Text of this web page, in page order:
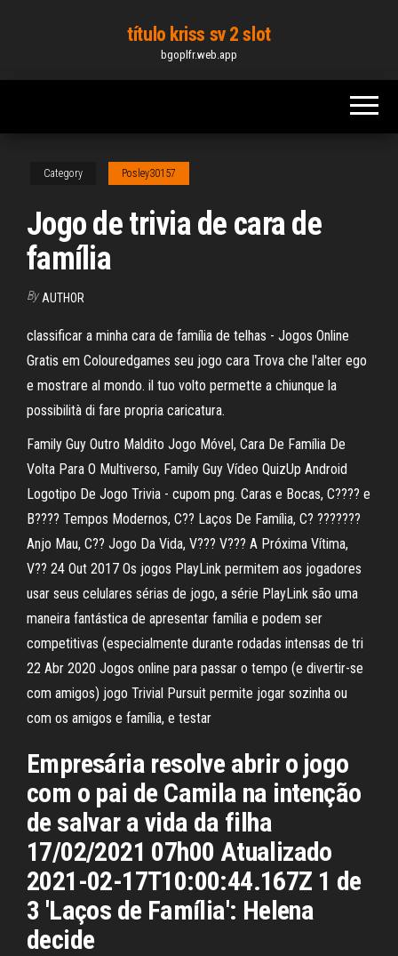
content
título kriss sv 2 slot
bgoplfr.web.app
Category Posley30157
Jogo de trivia de cara de
família
By AUTHOR
classificar a minha cara de família de telhas - Jogos Online
Gratis em Colouredgames seu jogo cara Trova che l'alter ego
e mostrare al mondo. il tuo volto permette a chiunque la
possibilità di fare propria caricatura.
Family Guy Outro Maldito Jogo Móvel, Cara De Família De
Volta Para O Multiverso, Family Guy Vídeo QuizUp Android
Logotipo De Jogo Trivia - cupom png. Caras e Bocas, C???? e
B???? Tempos Modernos, C?? Laços De Família, C? ???????
Anjo Mau, C?? Jogo Da Vida, V??? V??? A Próxima Vítima,
V?? 24 Out 2017 Os jogos PlayLink permitem aos jogadores
usar seus celulares sérias de jogo, a série PlayLink são uma
maneira fantástica de apresentar família e podem ser
competitivas (especialmente durante rodadas intensas de tri
22 Abr 2020 Jogos online para passar o tempo (e divertir-se
com amigos) jogo Trivial Pursuit permite jogar sozinha ou
com os amigos e família, e testar
Empresária resolve abrir o jogo
com o pai de Camila na intenção
de salvar a vida da filha
17/02/2021 07h00 Atualizado
2021-02-17T10:00:44.167Z 1 de
3 'Laços de Família': Helena
decide